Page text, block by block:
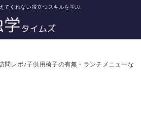
てくれない役立つスキルを学ぶ
問レポ♪子供用椅子の有無・ランチメニューな